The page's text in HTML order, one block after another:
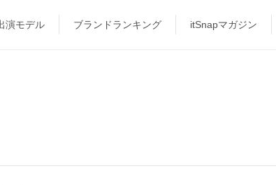
演モデル ブランドランキング itSnapマガジン